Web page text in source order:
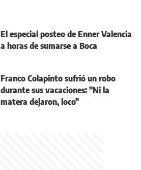
El especial posteo de Enner Valencia
a horas de sumarse a Boca
Franco Colapinto sufrió un robo
durante sus vacaciones: "Ni la
matera dejaron, loco"